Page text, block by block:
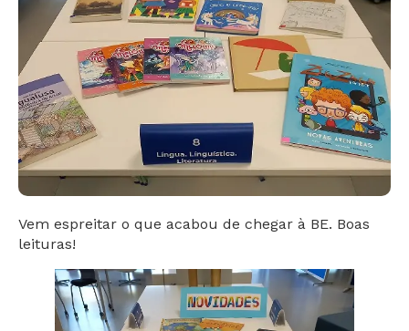
Vem espreitar o que acabou de chegar à BE. Boas
leituras!